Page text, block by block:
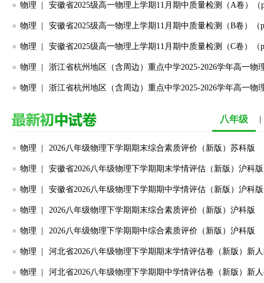
● 物理 | 安徽省2025级高一物理上学期11月期中质量检测（A卷）（
● 物理 | 安徽省2025级高一物理上学期11月期中质量检测（B卷）（
● 物理 | 安徽省2025级高一物理上学期11月期中质量检测（C卷）（
● 物理 |
● 物理 |
八年级
● 物理 | 2026八年级物理下学期期末综合素质评价（新版）苏科版
● 物理 | 安徽省2026八年级物理下学期期末学情评估（新版）沪科版
● 物理 | 安徽省2026八年级物理下学期期中学情评估（新版）沪科版
● 物理 | 2026八年级物理下学期期末综合素质评价（新版）沪科版
● 物理 | 2026八年级物理下学期期中综合素质评价（新版）沪科版
● 物理 | 河北省2026八年级物理下学期期末学情评估卷（新版）新
● 物理 | 河北省2026八年级物理下学期期中学情评估卷（新版）新